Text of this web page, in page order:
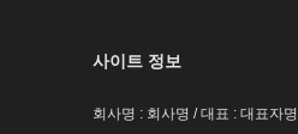
사이트 정보
회사명 : 회사명 / 대표 : 대표자명